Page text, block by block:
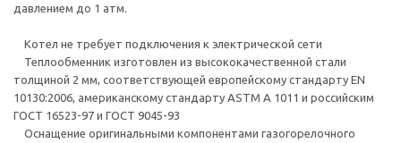
давлением до 1 атм.
Котел не требует подключения к электрической сети
Теплообменник изготовлен из высококачественной стали
толщиной 2 мм, соответствующей европейскому стандарту EN
10130:2006, американскому стандарту ASTM A 1011 и российским
ГОСТ 16523-97 и ГОСТ 9045-93
Оснащение оригинальными компонентами газогорелочного